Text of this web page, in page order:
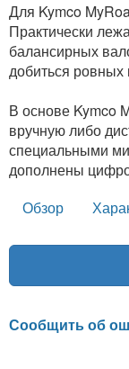
Для Kymco
Практически
балансирных
добиться ровных
В основе Kymco
вручную либо
специальными
дополнены
Обзор
Сообщить об